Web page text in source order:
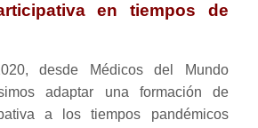
en tiempos de
desde Médicos del Mundo
adaptar una formación de
a los tiempos pandémicos